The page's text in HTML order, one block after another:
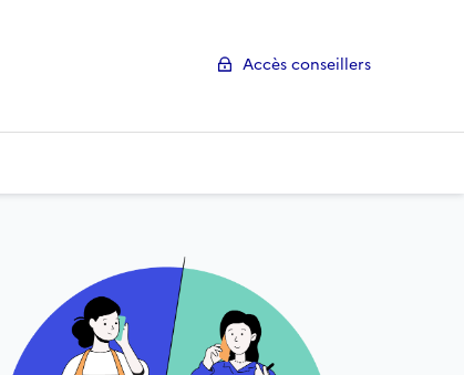
Accès conseillers